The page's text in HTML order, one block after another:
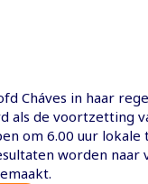
Cháves in haar
als de voortzetting
om 6.00 uur
worden